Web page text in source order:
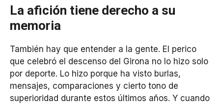
La afición tiene derecho a su
memoria
También hay que entender a la gente. El perico
que celebró el descenso del Girona no lo hizo solo
por deporte. Lo hizo porque ha visto burlas,
mensajes, comparaciones y cierto tono de
superioridad durante estos últimos años. Y cuando